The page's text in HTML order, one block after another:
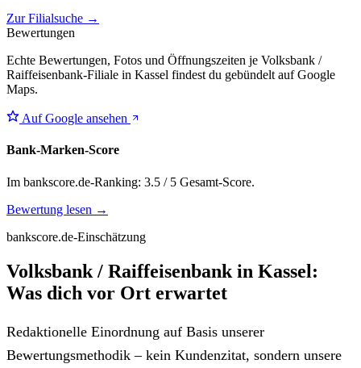
Zur Filialsuche →
Bewertungen
Echte Bewertungen, Fotos und Öffnungszeiten je Volksbank /
Raiffeisenbank-Filiale in Kassel findest du gebündelt auf Google
Maps.
Auf Google ansehen
Bank-Marken-Score
Im bankscore.de-Ranking: 3.5 / 5 Gesamt-Score.
Bewertung lesen →
bankscore.de-Einschätzung
Volksbank / Raiffeisenbank in Kassel:
Was dich vor Ort erwartet
Redaktionelle Einordnung auf Basis unserer
Bewertungsmethodik – kein Kundenzitat, sondern unsere